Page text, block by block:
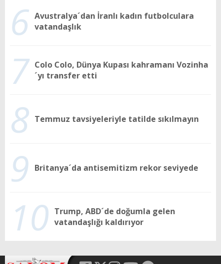
6 Avustralya´dan İranlı kadın futbolculara
vatandaşlık
7 Colo Colo, Dünya Kupası kahramanı Vozinha
´yı transfer etti
8 Temmuz tavsiyeleriyle tatilde sıkılmayın
9 Britanya´da antisemitizm rekor seviyede
10 Trump, ABD´de doğumla gelen
vatandaşlığı kaldırıyor